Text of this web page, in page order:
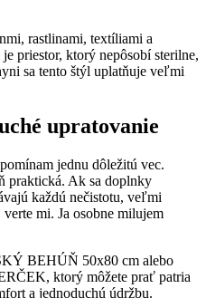
rastlinami, textíliami a
priestor, ktorý nepôsobí sterilne,
sa tento štýl uplatňuje veľmi
upratovanie
jednu dôležitú vec.
praktická. Ak sa doplnky
každú nečistotu, veľmi
mi. Ja osobne milujem
BEHÚŇ 50x80 cm alebo
ktorý môžete prať patria
a jednoduchú údržbu.